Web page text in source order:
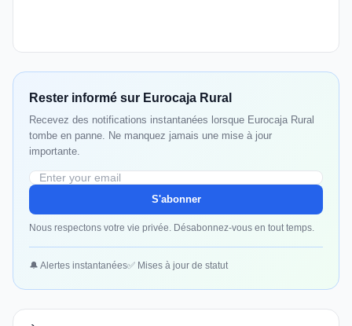
Rester informé sur Eurocaja Rural
Recevez des notifications instantanées lorsque Eurocaja Rural
tombe en panne. Ne manquez jamais une mise à jour
importante.
S'abonner
Nous respectons votre vie privée. Désabonnez-vous en tout temps.
🔔 Alertes instantanées✅ Mises à jour de statut